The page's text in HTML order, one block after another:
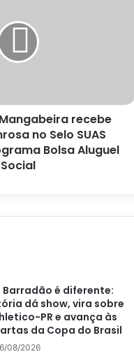
recebe
no Selo SUAS
Bolsa Aluguel
Social
Barradão é diferente:
dá show, vira sobre
PR e avança às
da Copa do Brasil
08/2026